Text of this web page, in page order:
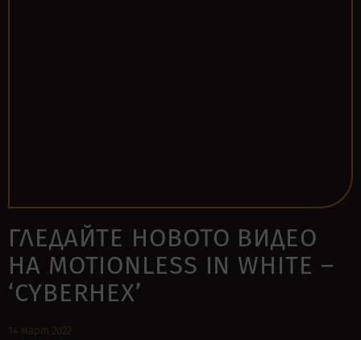
ГЛЕДАЙТЕ НОВОТО ВИДЕО
НА MOTIONLESS IN WHITE –
‘CYBERHEX’
14 март 2022